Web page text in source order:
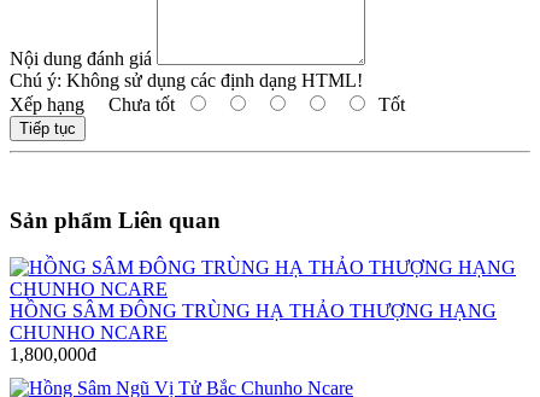
Nội dung đánh giá
Chú ý: Không sử dụng các định dạng HTML!
Xếp hạng Chưa tốt Tốt
Tiếp tục
Sản phẩm Liên quan
HỒNG SÂM ĐÔNG TRÙNG HẠ THẢO THƯỢNG HẠNG
CHUNHO NCARE
1,800,000đ